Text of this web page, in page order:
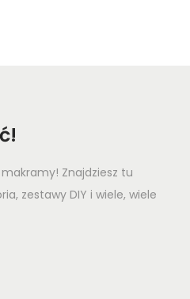
Znajdziesz tu
zestawy DIY i wiele, wiele